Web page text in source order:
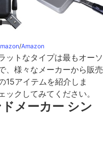
/Amazon
ットなタイプは最もオーソ
、様々なメーカーから販売
15アイテムを紹介しま
クしてみてください。
メーカー シン